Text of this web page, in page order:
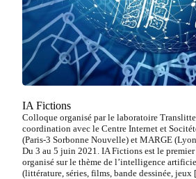
IA Fictions
Colloque organisé par le laboratoire
coordination avec le Centre Internet et
(Paris-3 Sorbonne Nouvelle) et MARGE
Du 3 au 5 juin 2021. IA Fictions est le
organisé sur le thème de l’intelligence
(littérature, séries, films, bande dessinée,